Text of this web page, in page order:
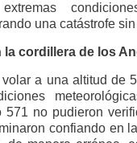
una catástrofe
la cordillera de los
a una altitud de
571 no pudieron
confiando en